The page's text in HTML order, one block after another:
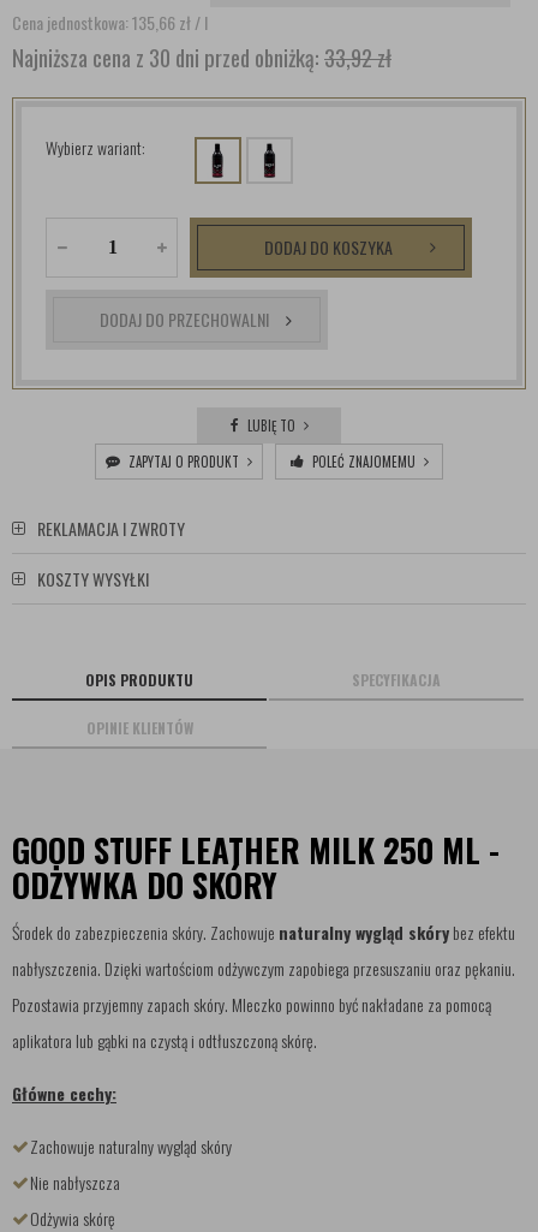
Cena jednostkowa: 135,66zł/ l
Najniższa cena z 30 dni przed obniżką:33,92 zł
Wybierz wariant:
DODAJ DO KOSZYKA
DODAJ DO PRZECHOWALNI
LUBIĘ TO
ZAPYTAJ O PRODUKT
POLEĆ ZNAJOMEMU
REKLAMACJA I ZWROTY
KOSZTY WYSYŁKI
OPIS PRODUKTU SPECYFIKACJA
OPINIE KLIENTÓW
GOOD STUFF LEATHER MILK 250 ML -
ODŻYWKA DO SKÓRY
Środek do zabezpieczenia skóry. Zachowuje naturalny wygląd skórybez efektu
nabłyszczenia. Dzięki wartościom odżywczym zapobiega przesuszaniu oraz pękaniu.
Pozostawia przyjemny zapach skóry. Mleczko powinno być nakładane za pomocą
aplikatora lub gąbki na czystą i odtłuszczoną skórę.
Główne cechy:
Zachowuje naturalny wygląd skóry
Nie nabłyszcza
Odżywia skórę